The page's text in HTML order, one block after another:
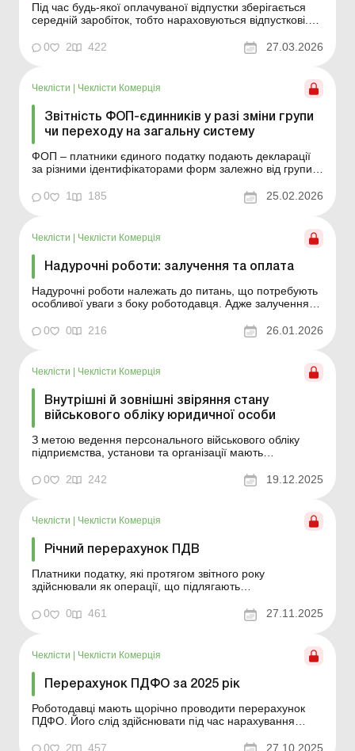
Під час будь-якої оплачуваної відпустки зберігається
середній заробіток, тобто нараховуються відпусткові.
нарахувати відпусткові без помилок. Систематизуємо
алгоритм розрахунку відпусткових, нагадаємо ключові
0 2 422 27.03.2026
Чеклісти Чеклісти Комерція
Звітність ФОП-єдинників у разі зміни групи
чи переходу на загальну систему
ФОП – платники єдиного податку подають декларації
за різними ідентифікаторами форм залежно від групи
на іншу форму та період подання. Розглянемо
0 1 185 25.02.2026
Чеклісти | Чеклісти Комерція
Надурочні роботи: залучення та оплата
Надурочні роботи належать до питань, що потребують
особливої уваги з боку роботодавця. Адже залучення
законодавством випадках і за умови дотримання
встановлених обмежень. Порушення цих вимог може
Водноч...
0 0 216 26.01.2026
Чеклісти Чеклісти Комерція
Внутрішні й зовнішні звіряння стану
військового обліку юридичної особи
З метою ведення персонального військового обліку
підприємства, установи та організації мають
персонального військового обліку із записами у
військово-облікових документах працівників. Крім того,
проводити звіря...
0 2 242 19.12.2025
Чеклісти Чеклісти Комерція
Річний перерахунок ПДВ
Платники податку, які протягом звітного року
здійснювали як операції, що підлягають
оподаткування, повинні робити річний перерахунок
послуг, нео...
0 0 461 27.11.2025
Чеклісти | Чеклісти Комерція
Перерахунок ПДФО за 2025 рік
Роботодавці мають щорічно проводити перерахунок
ПДФО. Його слід здійснювати під час нарахування
Податковому розрахунку за IV квартал. Тож
0 2 457 27.10.2025